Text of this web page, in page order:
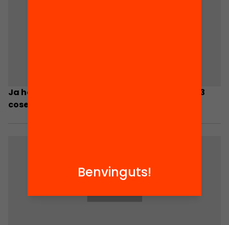
Ja has fet una aportació a la campanya les 3
coses que he après?
Benvinguts!